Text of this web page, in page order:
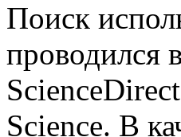
Поиск
проводился в
Science. В